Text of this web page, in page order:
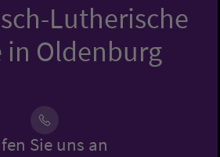
Lutherische
in Oldenburg
Sie uns an